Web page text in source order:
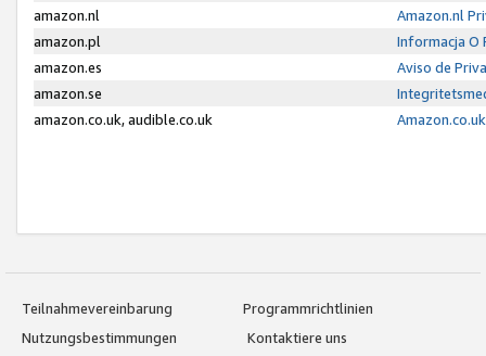
amazon.nl
Amazon.nl
amazon.pl
Informacja O
amazon.es
Aviso de
amazon.se
amazon.co.uk, audible.co.uk
Teilnahmevereinbarung
Programmrichtlinien
Nutzungsbestimmungen
Kontaktiere uns